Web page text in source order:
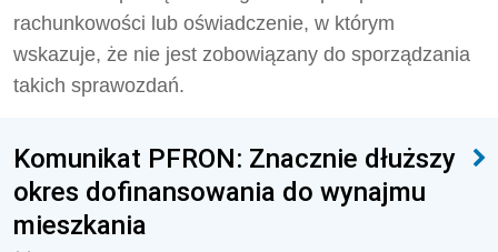
rachunkowości lub oświadczenie, w którym
wskazuje, że nie jest zobowiązany do sporządzania
takich sprawozdań.
Komunikat PFRON: Znacznie dłuższy
okres dofinansowania do wynajmu
mieszkania